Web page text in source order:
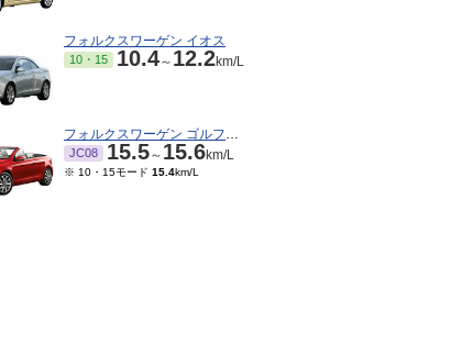
フォルクスワーゲン イオス
10・15 10.4～ 12.2km/L
フォルクスワーゲン ゴルフカブリオレ
JC08 15.5～ 15.6km/L
※ 10・15モード 15.4km/L